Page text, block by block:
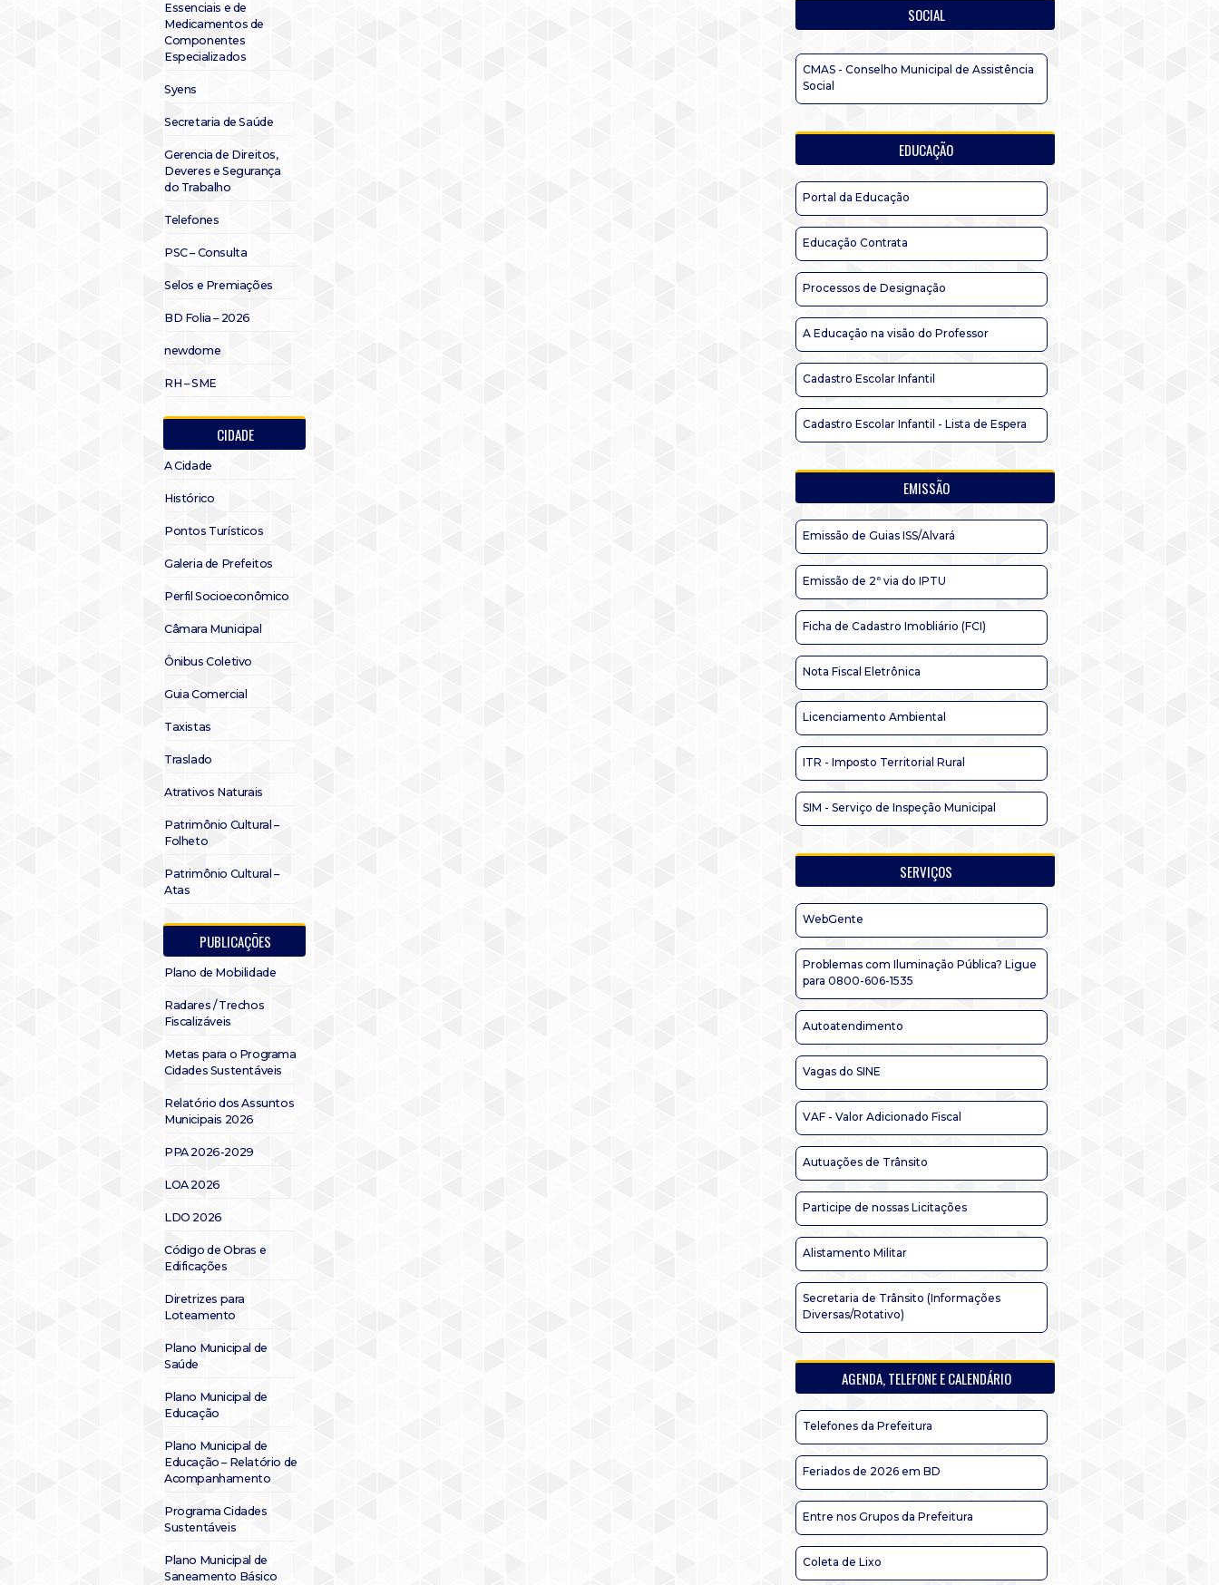
Essenciais e de
Medicamentos de
Componentes
Especializados
Syens
Secretaria de Saúde
Gerencia de Direitos,
Deveres e Segurança
do Trabalho
Telefones
PSC – Consulta
Selos e Premiações
BD Folia – 2026
newdome
RH – SME
CIDADE
A Cidade
Histórico
Pontos Turísticos
Galeria de Prefeitos
Perfil Socioeconômico
Câmara Municipal
Ônibus Coletivo
Guia Comercial
Taxistas
Traslado
Atrativos Naturais
Patrimônio Cultural –
Folheto
Patrimônio Cultural –
Atas
PUBLICAÇÕES
Plano de Mobilidade
Radares / Trechos
Fiscalizáveis
Metas para o Programa
Cidades Sustentáveis
Relatório dos Assuntos
Municipais 2026
PPA 2026-2029
LOA 2026
LDO 2026
Código de Obras e
Edificações
Diretrizes para
Loteamento
Plano Municipal de
Saúde
Plano Municipal de
Educação
Plano Municipal de
Educação – Relatório de
Acompanhamento
Programa Cidades
Sustentáveis
Plano Municipal de
Saneamento Básico
SOCIAL
CMAS - Conselho Municipal de Assistência
Social
EDUCAÇÃO
Portal da Educação
Educação Contrata
Processos de Designação
A Educação na visão do Professor
Cadastro Escolar Infantil
Cadastro Escolar Infantil - Lista de Espera
EMISSÃO
Emissão de Guias ISS/Alvará
Emissão de 2ª via do IPTU
Ficha de Cadastro Imobliário (FCI)
Nota Fiscal Eletrônica
Licenciamento Ambiental
ITR - Imposto Territorial Rural
SIM - Serviço de Inspeção Municipal
SERVIÇOS
WebGente
Problemas com Iluminação Pública? Ligue
para 0800-606-1535
Autoatendimento
Vagas do SINE
VAF - Valor Adicionado Fiscal
Autuações de Trânsito
Participe de nossas Licitações
Alistamento Militar
Secretaria de Trânsito (Informações
Diversas/Rotativo)
AGENDA, TELEFONE E CALENDÁRIO
Telefones da Prefeitura
Feriados de 2026 em BD
Entre nos Grupos da Prefeitura
Coleta de Lixo